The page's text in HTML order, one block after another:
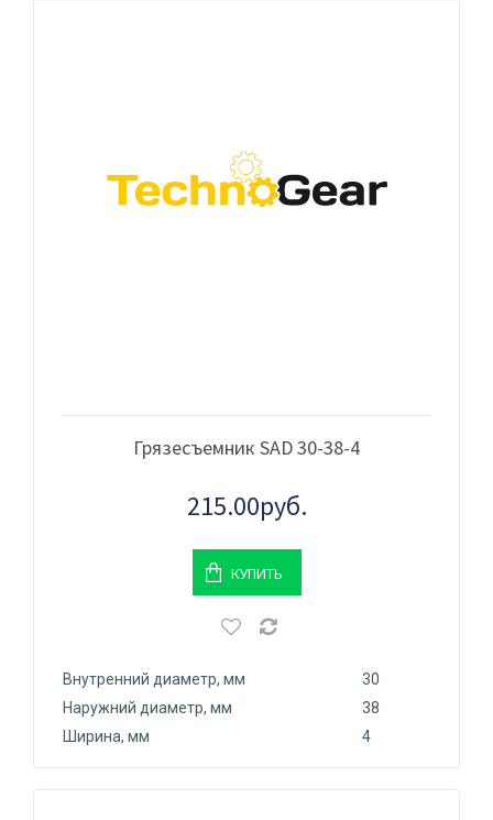
Грязесъемник SAD 30-38-4
215.00руб.
КУПИТЬ
Внутренний диаметр, мм
30
Наружний диаметр, мм
38
Ширина, мм
4